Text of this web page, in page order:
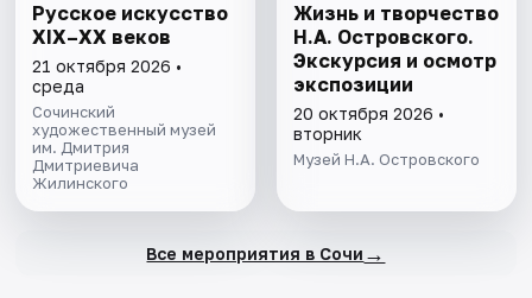
Русское искусство
XIX–XX веков
21 октября 2026 •
среда
Сочинский
художественный музей
им. Дмитрия
Дмитриевича
Жилинского
Жизнь и творчество
Н.А. Островского.
Экскурсия и осмотр
экспозиции
20 октября 2026 •
вторник
Музей Н.А. Островского
Все мероприятия в Сочи →